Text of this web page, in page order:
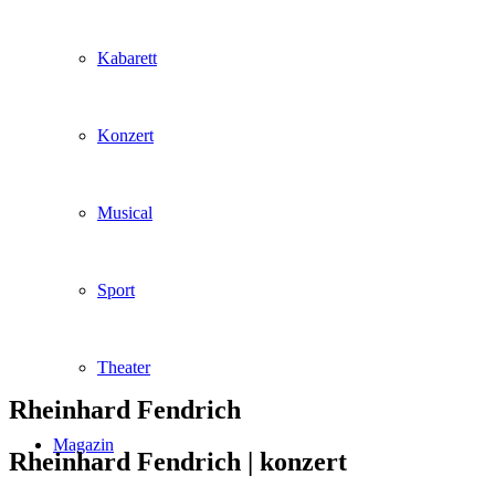
Kabarett
Konzert
Musical
Sport
Theater
Magazin
Rheinhard Fendrich
Rheinhard Fendrich | konzert